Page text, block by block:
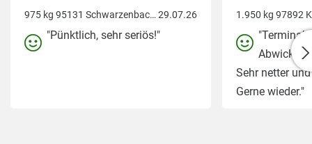
975 kg 95131 Schwarzenbach am Wald 29.07.26
"Pünktlich, sehr seriös!"
Sehr netter
Gerne wieder."